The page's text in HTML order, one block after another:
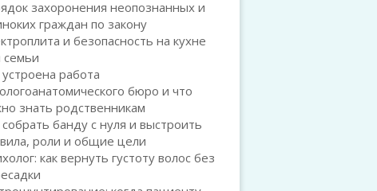
захоронения неопознанных и
граждан по закону
и безопасность на кухне
семьи
устроена работа
бюро и что
знать родственникам
собрать банду с нуля и выстроить
роли и общие цели
как вернуть густоту волос без